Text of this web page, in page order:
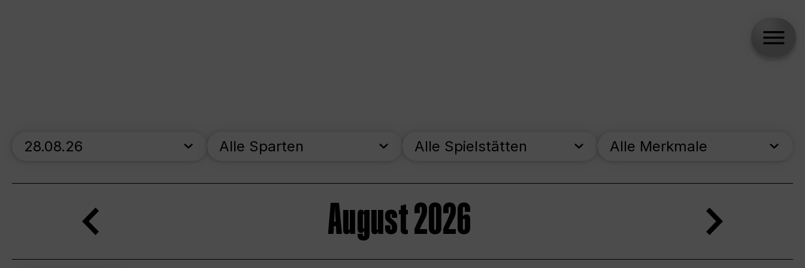
skip_calendar_timeline
Suche
Alle Sparten Alle Spielstätten Alle Merkmale
August 2026